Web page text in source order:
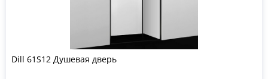
Dill 61S12 Душевая дверь